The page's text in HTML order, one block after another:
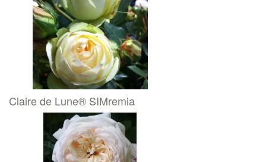
Claire de Lune® SIMremia